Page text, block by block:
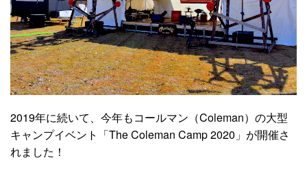
2019年に続いて、今年もコールマン（Coleman）の大型
キャンプイベント「The Coleman Camp 2020」が開催さ
れました！